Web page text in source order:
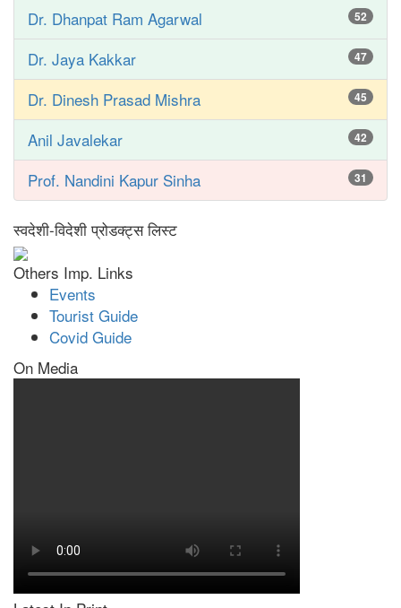
Dr. Dhanpat Ram Agarwal 52
Dr. Jaya Kakkar 47
Dr. Dinesh Prasad Mishra 45
Anil Javalekar 42
Prof. Nandini Kapur Sinha 31
स्वदेशी-विदेशी प्रोडक्ट्स लिस्ट
Others Imp. Links
Events
Tourist Guide
Covid Guide
On Media